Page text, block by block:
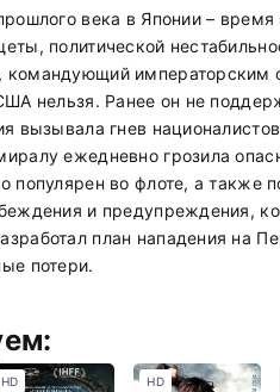
века в Японии –
политической
императорским
нельзя. Ранее он не
вызывала гнев
ежедневно грозила
популярен во флоте, а также
и предупреждения,
план нападения на
потери.
HD HD